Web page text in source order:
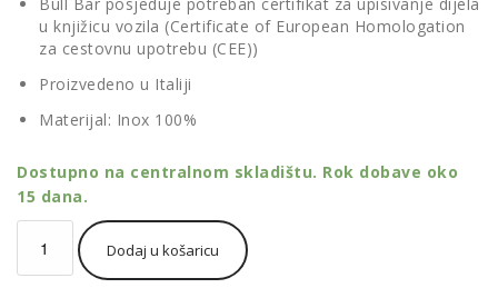
u knjižicu vozila (Certificate of European Homologation
za cestovnu upotrebu (CEE))
Proizvedeno u Italiji
Materijal: Inox 100%
Dostupno na centralnom skladištu. Rok dobave oko
15 dana.
Misutonida
Bull
Bar
Dodaj u košaricu